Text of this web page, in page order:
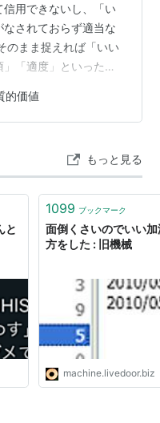
信用できないし、「い
されておらず適当な
のまま捉えれば「いい
「適度」といった意
は、完璧主義の人か
いからどうしても否
いう人の割合が比較
璧であることが本当に
ることは大事…
的価値
もっと見る
と
1099 ブックマーク
面倒くさいのでいい
方をした : 旧機械
machine.livedoor.biz